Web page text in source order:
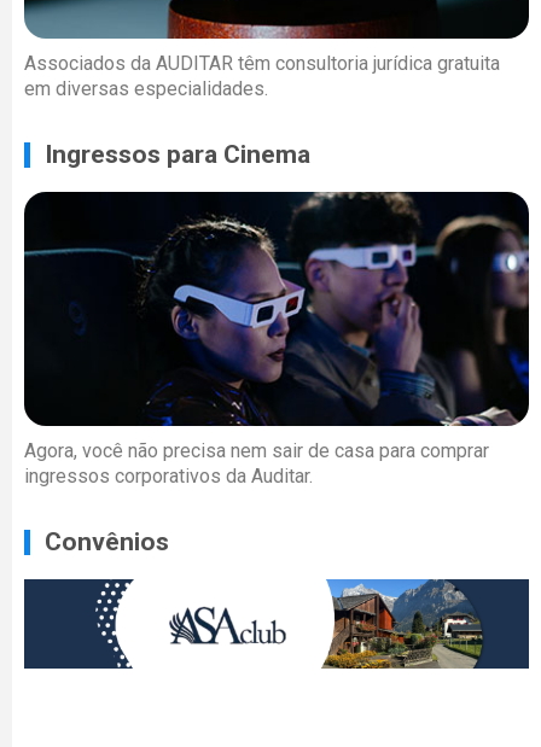
Associados da AUDITAR têm consultoria jurídica gratuita
em diversas especialidades.
Ingressos para Cinema
Agora, você não precisa nem sair de casa para comprar
ingressos corporativos da Auditar.
Convênios